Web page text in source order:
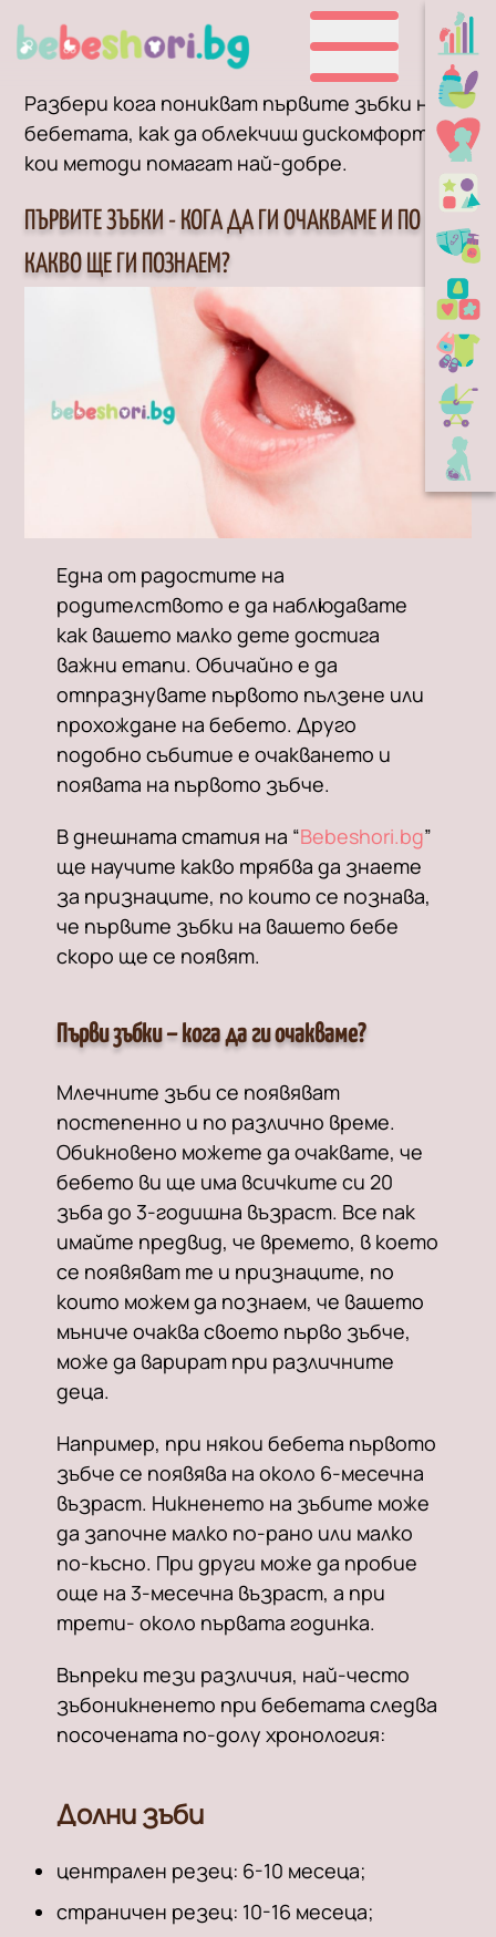
Разбери кога поникват първите зъбки на
бебетата, как да облекчиш дискомфорта и
кои методи помагат най-добре.
ПЪРВИТЕ ЗЪБКИ - КОГА ДА ГИ ОЧАКВАМЕ И ПО
КАКВО ЩЕ ГИ ПОЗНАЕМ?
Една от радостите на
родителството е да наблюдавате
как вашето малко дете достига
важни етапи. Обичайно е да
отпразнувате първото пълзене или
прохождане на бебето. Друго
подобно събитие е очакването и
появата на първото зъбче.
В днешната статия на “Bebeshori.bg”
ще научите какво трябва да знаете
за признаците, по които се познава,
че първите зъбки на вашето бебе
скоро ще се появят.
Първи зъбки – кога да ги очакваме?
Млечните зъби се появяват
постепенно и по различно време.
Обикновено можете да очаквате, че
бебето ви ще има всичките си 20
зъба до 3-годишна възраст. Все пак
имайте предвид, че времето, в което
се появяват те и признаците, по
които можем да познаем, че вашето
мъниче очаква своето първо зъбче,
може да варират при различните
деца.
Например, при някои бебета първото
зъбче се появява на около 6-месечна
възраст. Никненето на зъбите може
да започне малко по-рано или малко
по-късно. При други може да пробие
още на 3-месечна възраст, а при
трети- около първата годинка.
Въпреки тези различия, най-често
зъбоникненето при бебетата следва
посочената по-долу хронология:
Долни зъби
централен резец: 6-10 месеца;
страничен резец: 10-16 месеца;